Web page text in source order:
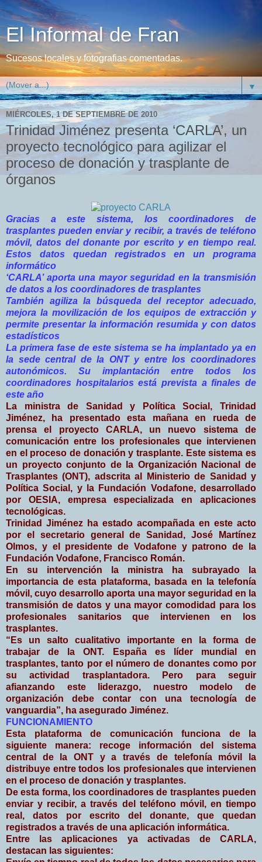
El Informal de Fran
Sucesos locales y fotografias comentadas.
▼
MIÉRCOLES, 1 DE SEPTIEMBRE DE 2010
Trinidad Jiménez presenta ‘CARLA’, un
proyecto tecnológico para agilizar el
proceso de donación y trasplante de
órganos
Gracias a este sistema, los coordinadores de
trasplantes pueden enviar y recibir, a través de teléfono
móvil, datos del donante por escrito y en tiempo real.
Estos datos quedan registrados en un programa
informático
‘CARLA’ aporta una mayor seguridad en la transmisión
de datos a los coordinadores de trasplantes
También agiliza la búsqueda del receptor adecuado,
mejora la movilización de los equipos de extracción y
permite presentar la información resumida y con datos
estadísticos
La primera fase de este sistema se ha implantado ya en
la sede central de la ONT y entre los coordinadores
autonómicos. Su implantación entre todos los
coordinadores hospitalarios está prevista a finales de
este año
La ministra de Sanidad y Política Social, Trinidad
Jiménez, ha presentado esta mañana en rueda de
prensa el proyecto CARLA, un nuevo sistema de
comunicación entre los profesionales que intervienen
en el proceso de donación y trasplante. Este sistema es
un proyecto conjunto de la Organización Nacional de
Trasplantes (ONT), adscrita al Ministerio de Sanidad y
Política Social, y la Fundación Vodafone, desarrollado
por OESIA, empresa especializada en aplicaciones
tecnológicas.
Trinidad Jiménez ha estado acompañada en este acto
por el secretario general de Sanidad, José Martínez
Olmos, y el presidente de Vodafone y patrono de la
Fundación Vodafone, Francisco Román.
En su intervención la ministra ha subrayado la
importancia de esta plataforma, basada en la telefonía
móvil, cuyo desarrollo aporta una mayor seguridad en la
transmisión de datos y una mayor comodidad para los
profesionales sanitarios que intervienen en los
trasplantes.
“Es un salto cualitativo importante en la forma de
trabajar de la ONT. España es líder mundial en
trasplantes, tanto por el número de donantes como por
su actividad trasplantadora. Pero para seguir
afianzando este liderazgo, nuestro modelo de
organización debe contar con una tecnología de
vanguardia”, ha asegurado Jiménez.
FUNCIONAMIENTO
Esta plataforma de comunicación funciona de la
siguiente manera: recoge información del sistema
central de la ONT y a través de telefonía móvil la
distribuye entre todos los profesionales que intervienen
en el proceso de donación y trasplantes.
De esta forma, los coordinadores de trasplantes pueden
enviar y recibir, a través del teléfono móvil, en tiempo
real, datos por escrito del donante, que quedan
registrados a través de una aplicación informática.
Entre las aplicaciones ya activadas de CARLA,
destacan las siguientes: